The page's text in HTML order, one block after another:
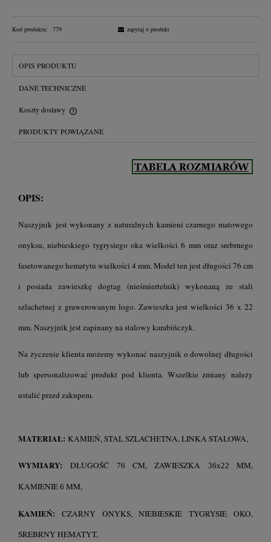
Kod produktu: 779 zapytaj o produkt
OPIS PRODUKTU
DANE TECHNICZNE
Koszty dostawy
Cena nie zawiera ewentualnych kosztów płatności
PRODUKTY POWIĄZANE
OPIS:
Naszyjnik jest wykonany z naturalnych kamieni czarnego matowego
onyksu, niebieskiego tygrysiego oka wielkości 6 mm oraz srebrnego
fasetowanego hematytu wielkości 4 mm. Model ten jest długości 76 cm
i posiada zawieszkę dogtag (nieśmiertelnik) wykonaną ze stali
szlachetnej z grawerowanym logo. Zawieszka jest wielkości 36 x 22
mm. Naszyjnik jest zapinany na stalowy karabińczyk.
Na życzenie klienta możemy wykonać naszyjnik o dowolnej długości
lub spersonalizować produkt pod klienta. Wszelkie zmiany należy
ustalić przed zakupem.
MATERIAŁ: KAMIEŃ, STAL SZLACHETNA, LINKA STALOWA,
WYMIARY:DŁUGOŚĆ 76 CM, ZAWIESZKA 36x22
MM,
KAMIENIE 6 MM,
KAMIEŃ: CZARNY ONYKS, NIEBIESKIE TYGRYSIE OKO,
SREBRNY HEMATYT,